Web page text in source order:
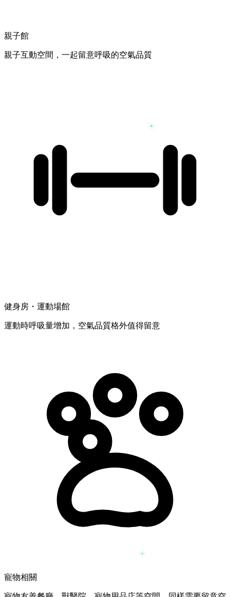
親子館
親子互動空間，一起留意呼吸的空氣品質
健身房・運動場館
運動時呼吸量增加，空氣品質格外值得留意
寵物相關